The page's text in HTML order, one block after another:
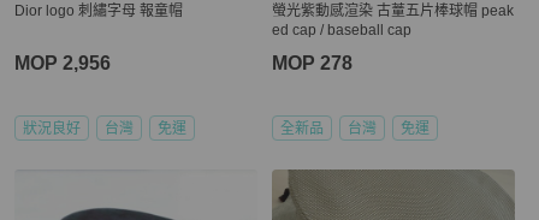
Dior logo 刺繡字母 報童帽
MOP 2,956
狀況良好 台灣 免運
螢光紫動感渲染 古蕫五片棒球帽 peak
ed cap / baseball cap
MOP 278
全新品 台灣 免運